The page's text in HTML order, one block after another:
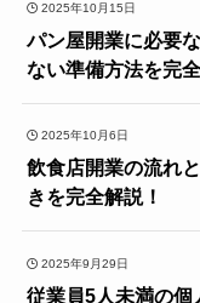
2025年10月15日
パン屋開業に必要
ない準備方法を完
2025年10月6日
飲食店開業の流れ
きを完全解説！
2025年9月29日
従業員5人未満の個